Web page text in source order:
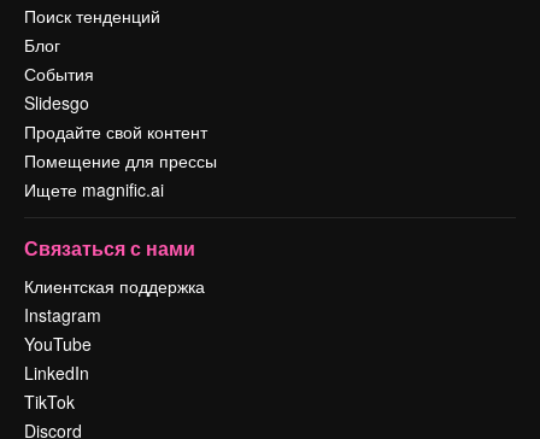
Поиск тенденций
Блог
События
Slidesgo
Продайте свой контент
Помещение для прессы
Ищете magnific.ai
Связаться с нами
Клиентская поддержка
Instagram
YouTube
LinkedIn
TikTok
Discord